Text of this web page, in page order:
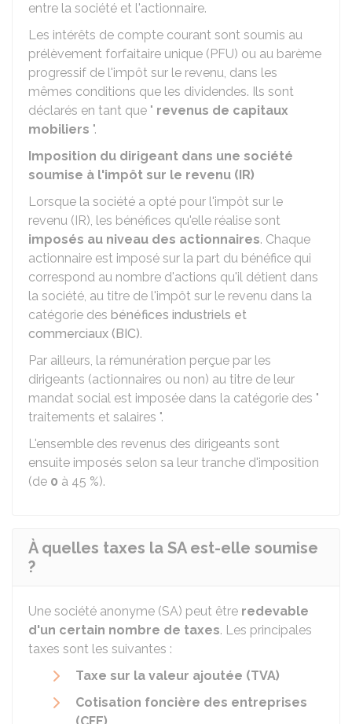
entre la société et l'actionnaire.
Les intérêts de compte courant sont soumis au
prélèvement forfaitaire unique (PFU) ou au barème
progressif de l'impôt sur le revenu, dans les
mêmes conditions que les dividendes. Ils sont
déclarés en tant que " revenus de capitaux
mobiliers ".
Imposition du dirigeant dans une société
soumise à l'impôt sur le revenu (IR)
Lorsque la société a opté pour l'impôt sur le
revenu (IR), les bénéfices qu'elle réalise sont
imposés au niveau des actionnaires. Chaque
actionnaire est imposé sur la part du bénéfice qui
correspond au nombre d'actions qu'il détient dans
la société, au titre de l'impôt sur le revenu dans la
catégorie des bénéfices industriels et
commerciaux (BIC).
Par ailleurs, la rémunération perçue par les
dirigeants (actionnaires ou non) au titre de leur
mandat social est imposée dans la catégorie des "
traitements et salaires ".
L'ensemble des revenus des dirigeants sont
ensuite imposés selon sa leur tranche d'imposition
(de 0 à 45 %).
À quelles taxes la SA est-elle soumise
?
Une société anonyme (SA) peut être redevable
d'un certain nombre de taxes. Les principales
taxes sont les suivantes :
Taxe sur la valeur ajoutée (TVA)
Cotisation foncière des entreprises